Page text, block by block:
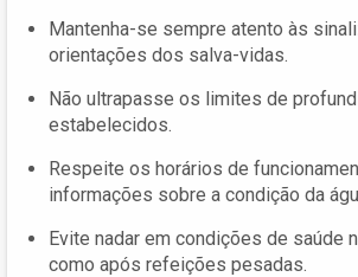
Mantenha-se sempre atento às
orientações dos salva-vidas.
Não ultrapasse os limites de
estabelecidos.
Respeite os horários de
informações sobre a condição da
Evite nadar em condições de saúde
como após refeições pesadas.